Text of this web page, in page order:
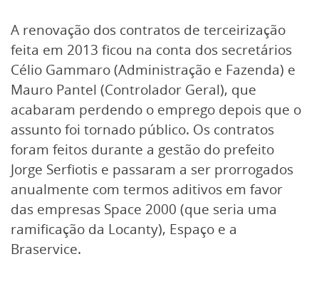
A renovação dos contratos de terceirização
feita em 2013 ficou na conta dos secretários
Célio Gammaro (Administração e Fazenda) e
Mauro Pantel (Controlador Geral), que
acabaram perdendo o emprego depois que o
assunto foi tornado público. Os contratos
foram feitos durante a gestão do prefeito
Jorge Serfiotis e passaram a ser prorrogados
anualmente com termos aditivos em favor
das empresas Space 2000 (que seria uma
ramificação da Locanty), Espaço e a
Braservice.